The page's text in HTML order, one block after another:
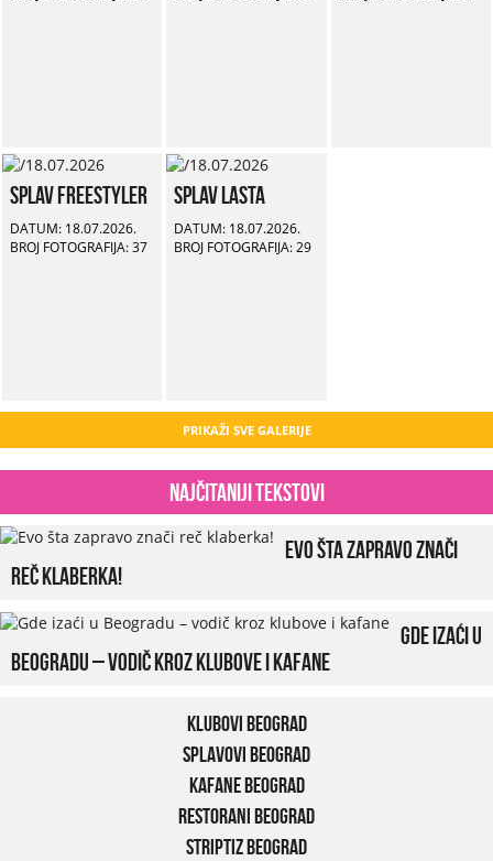
Splav Freestyler
DATUM: 18.07.2026.
BROJ FOTOGRAFIJA: 37
Splav Lasta
DATUM: 18.07.2026.
BROJ FOTOGRAFIJA: 29
PRIKAŽI SVE GALERIJE
Najčitaniji tekstovi
Evo šta zapravo znači
reč klaberka!
Gde izaći u
Beogradu – vodič kroz klubove i kafane
Klubovi Beograd
Splavovi Beograd
Kafane Beograd
Restorani Beograd
Striptiz Beograd